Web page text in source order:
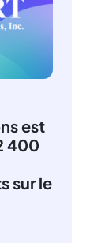
est
400
sur le